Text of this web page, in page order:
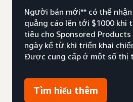
Người bán mới** có thể
quảng cáo lên tới $1000 khi
tiêu cho Sponsored
ngày kể từ khi triển khai
Được cung cấp ở một số thị
Tìm hiểu thêm